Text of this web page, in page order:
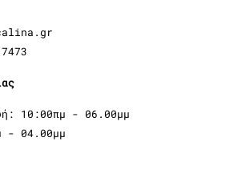
10:00πμ - 06.00μμ
- 04.00μμ